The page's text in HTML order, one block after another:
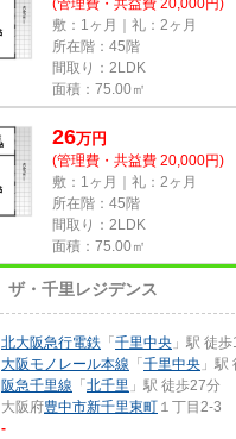
(管理費・共益費 20,000円)
敷：1ヶ月｜礼：2ヶ月
所在階：45階
間取り：2LDK
面積：75.00㎡
26万円
(管理費・共益費 20,000円)
敷：1ヶ月｜礼：2ヶ月
所在階：45階
間取り：2LDK
面積：75.00㎡
ザ・千里レジデンス
北大阪急行電鉄 「 千里中央 」駅 徒
大阪モノレール本線 「 千里中央 」駅
阪急千里線 「 北千里 」駅 徒歩27分
大阪府豊中市新千里東町 １丁目2-3
-